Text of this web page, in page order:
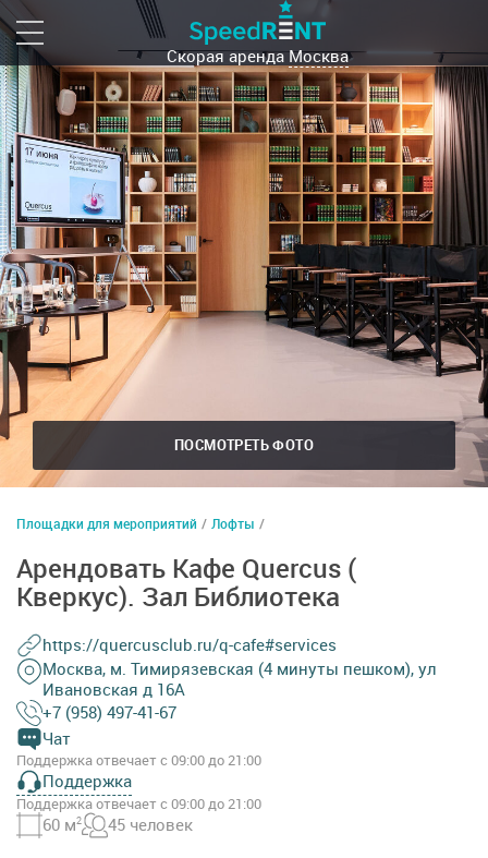
Скорая арендаМосква
ПОСМОТРЕТЬ ФОТО
Площадки для мероприятий / Лофты /
Арендовать Кафе Quercus (
Кверкус). Зал Библиотека
https://quercusclub.ru/q-cafe#services
Москва, м. Тимирязевская (4 минуты пешком), ул
Ивановская д 16А
+7 (958) 497-41-67
Чат
Поддержка отвечает с 09:00 до 21:00
Поддержка
Поддержка отвечает с 09:00 до 21:00
60 м2 45 человек